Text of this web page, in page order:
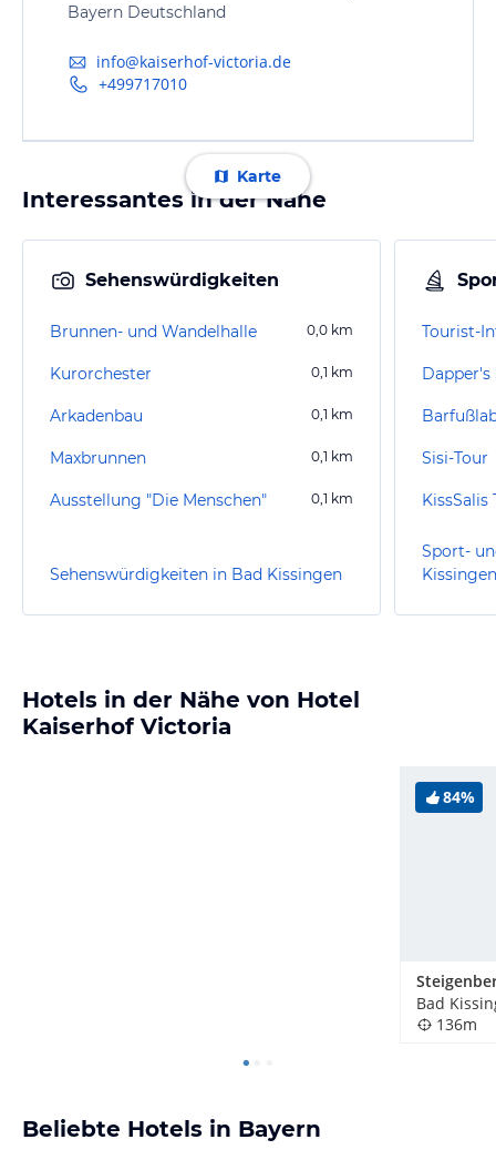
Bayern Deutschland
info@kaiserhof-victoria.de
+499717010
Karte
Interessantes in der Nähe
Sehenswürdigkeiten
Brunnen- und Wandelhalle 0,0 km
Kurorchester 0,1 km
Arkadenbau 0,1 km
Maxbrunnen 0,1 km
Ausstellung "Die Menschen" 0,1 km
Sehenswürdigkeiten in Bad Kissingen
Dapper's
Sisi-Tour
KissSalis
Sport-
Kissingen
Hotels in der Nähe von Hotel
Kaiserhof Victoria
84%
Bad
136m
Beliebte Hotels in Bayern